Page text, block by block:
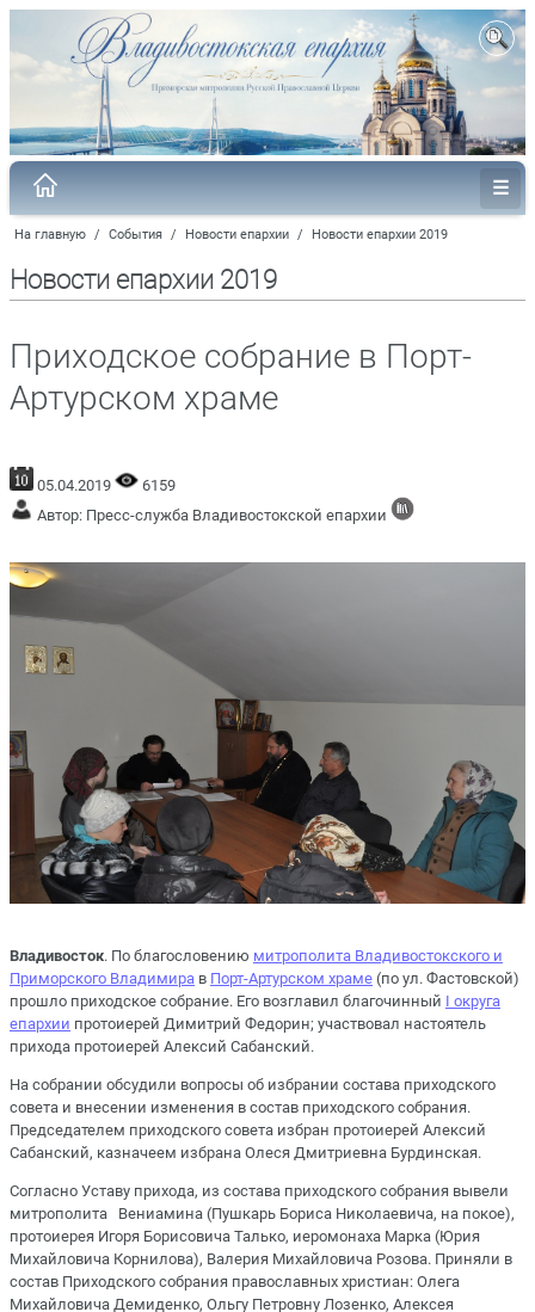
На главную / События / Новости епархии / Новости епархии 2019
Новости епархии 2019
Приходское собрание в Порт-
Артурском храме
05.04.2019
6159
Автор: Пресс-служба Владивостокской епархии
Владивосток. По благословению митрополита Владивостокского и
Приморского Владимира в Порт-Артурском храме (по ул. Фастовской)
прошло приходское собрание. Его возглавил благочинный I округа
епархии протоиерей Димитрий Федорин; участвовал настоятель
прихода протоиерей Алексий Сабанский.
На собрании обсудили вопросы об избрании состава приходского
совета и внесении изменения в состав приходского собрания.
Председателем приходского совета избран протоиерей Алексий
Сабанский, казначеем избрана Олеся Дмитриевна Бурдинская.
Согласно Уставу прихода, из состава приходского собрания вывели
митрополита Вениамина (Пушкарь Бориса Николаевича, на покое),
протоиерея Игоря Борисовича Талько, иеромонаха Марка (Юрия
Михайловича Корнилова), Валерия Михайловича Розова. Приняли в
состав Приходского собрания православных христиан: Олега
Михайловича Демиденко, Ольгу Петровну Лозенко, Алексея